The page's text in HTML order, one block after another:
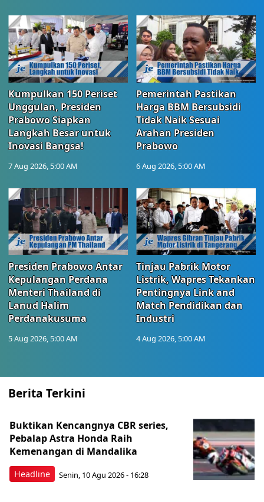
Kumpulkan 150 Periset
Unggulan, Presiden
Prabowo Siapkan
Langkah Besar untuk
Inovasi Bangsa!
7 Aug 2026, 5:00 AM
Pemerintah Pastikan
Harga BBM Bersubsidi
Tidak Naik Sesuai
Arahan Presiden
Prabowo
6 Aug 2026, 5:00 AM
Presiden Prabowo Antar
Kepulangan Perdana
Menteri Thailand di
Lanud Halim
Perdanakusuma
5 Aug 2026, 5:00 AM
Tinjau Pabrik Motor
Listrik, Wapres Tekankan
Pentingnya Link and
Match Pendidikan dan
Industri
4 Aug 2026, 5:00 AM
Berita Terkini
Headline
Buktikan Kencangnya CBR series,
Pebalap Astra Honda Raih
Kemenangan di Mandalika
Senin, 10 Agu 2026 - 16:28